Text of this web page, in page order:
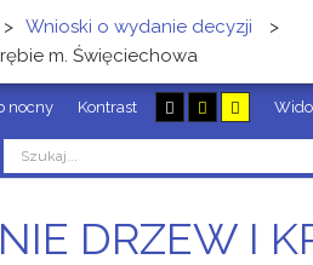
nocny Kontrast
> Wnioski o wydanie decyzji
>
m. Święciechowa
DRZEW I